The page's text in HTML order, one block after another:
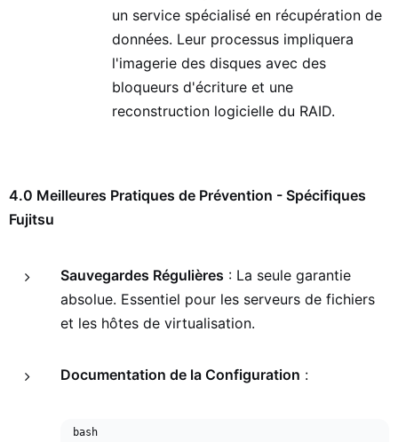
un service spécialisé en récupération de
données. Leur processus impliquera
l'imagerie des disques avec des
bloqueurs d'écriture et une
reconstruction logicielle du RAID.
4.0 Meilleures Pratiques de Prévention - Spécifiques
Fujitsu
Sauvegardes Régulières : La seule garantie
absolue. Essentiel pour les serveurs de fichiers
et les hôtes de virtualisation.
Documentation de la Configuration :
bash